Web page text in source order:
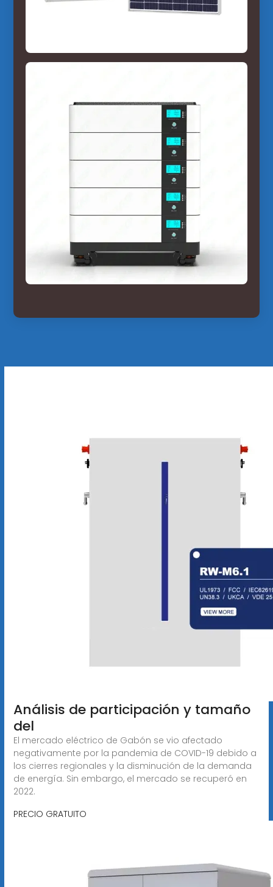
Análisis de participación y tamaño
del
El mercado eléctrico de Gabón se vio afectado
negativamente por la pandemia de COVID-19 debido a
los cierres regionales y la disminución de la demanda
de energía. Sin embargo, el mercado se recuperó en
2022.
PRECIO GRATUITO